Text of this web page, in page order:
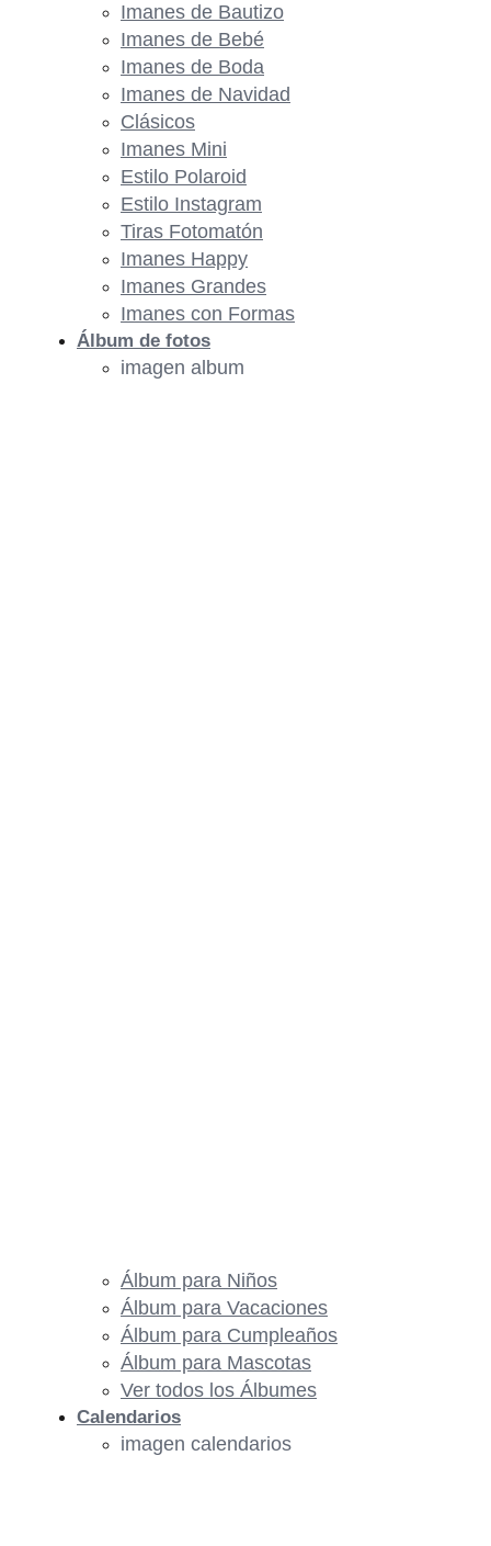
Imanes de Bautizo
Imanes de Bebé
Imanes de Boda
Imanes de Navidad
Clásicos
Imanes Mini
Estilo Polaroid
Estilo Instagram
Tiras Fotomatón
Imanes Happy
Imanes Grandes
Imanes con Formas
Álbum de fotos
imagen album
Álbum para Niños
Álbum para Vacaciones
Álbum para Cumpleaños
Álbum para Mascotas
Ver todos los Álbumes
Calendarios
imagen calendarios